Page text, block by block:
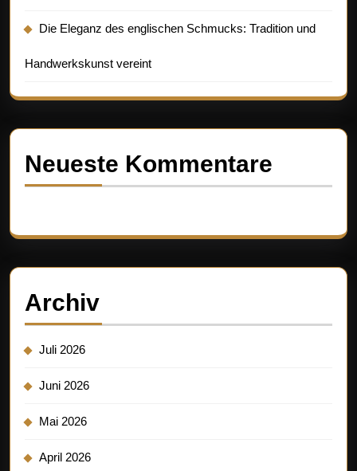
Die Eleganz des englischen Schmucks: Tradition und
Handwerkskunst vereint
Neueste Kommentare
Archiv
Juli 2026
Juni 2026
Mai 2026
April 2026